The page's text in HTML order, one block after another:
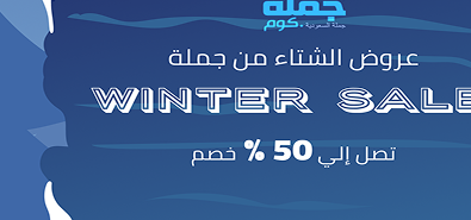
من أصل 5.0